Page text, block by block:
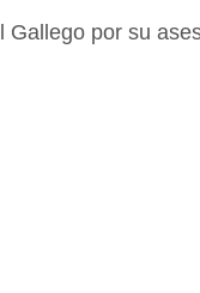
Gallego por su